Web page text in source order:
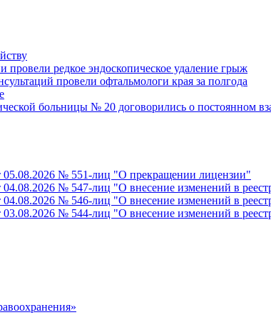
редкое эндоскопическое удаление грыж
провели офтальмологи края за полгода
больницы № 20 договорились о постоянном
05.08.2026 № 551-лиц "О прекращении лицензии"
04.08.2026 № 547-лиц "О внесение изменений в
04.08.2026 № 546-лиц "О внесение изменений в
03.08.2026 № 544-лиц "О внесение изменений в